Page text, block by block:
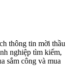
thông tin mời thầu
nghiệp tìm kiếm,
sắm công và mua